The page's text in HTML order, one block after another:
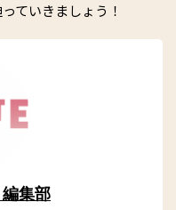
ていきましょう！
集部